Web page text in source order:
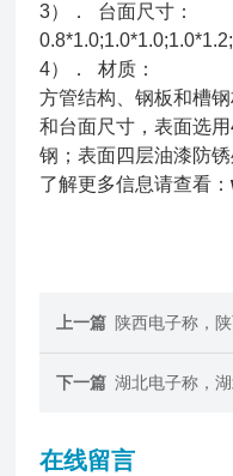
3）． 台面尺寸：
4）． 材质：
方管结构、钢板和槽
和台面尺寸，表面选
钢；表面四层油漆防锈
了解更多信息请查看：
上一篇 陕西电子称，
下一篇 湖北电子称，
在线留言